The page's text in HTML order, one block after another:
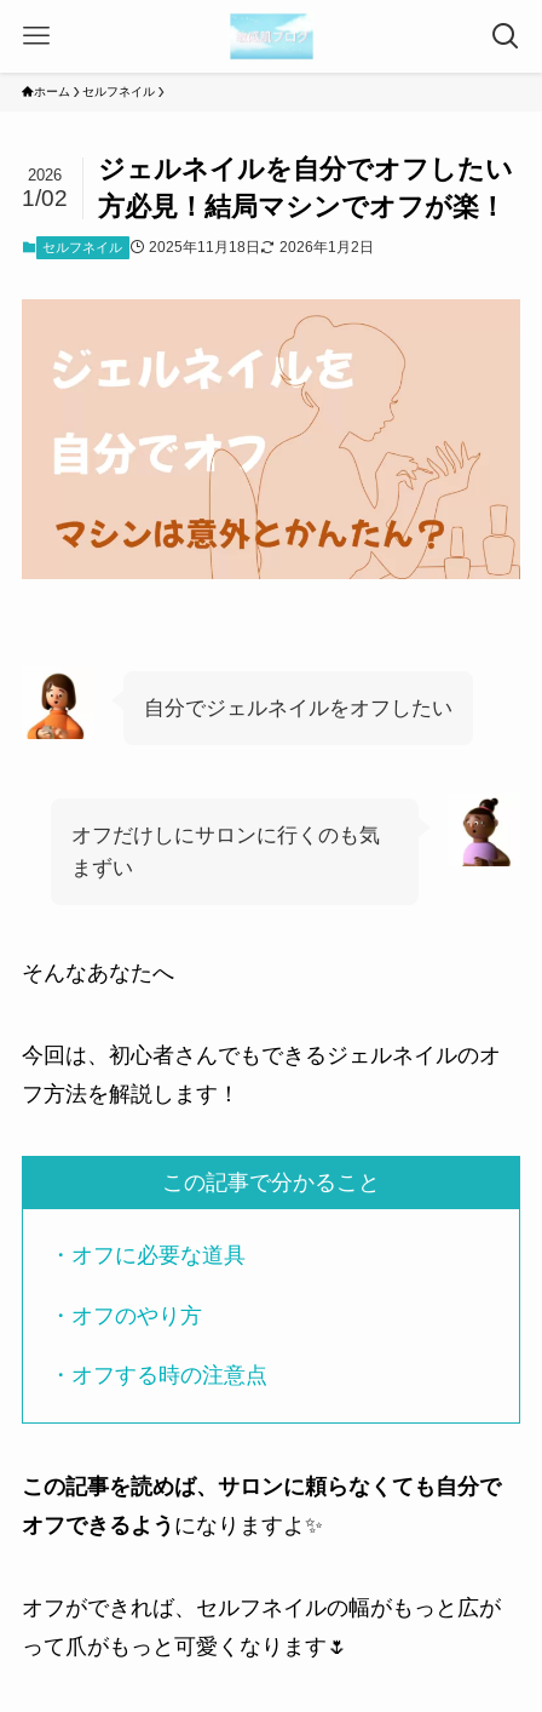
ホーム セルフネイル
ジェルネイルを自分でオフしたい
方必見！結局マシンでオフが楽！
2026
1/02
セルフネイル 2025年11月18日 2026年1月2日
自分でジェルネイルをオフしたい
オフだけしにサロンに行くのも気
まずい
そんなあなたへ
今回は、初心者さんでもできるジェルネイルのオ
フ方法を解説します！
この記事で分かること
・オフに必要な道具
・オフのやり方
・オフする時の注意点
この記事を読めば、サロンに頼らなくても自分で
オフできるよう になりますよ✨
オフができれば、セルフネイルの幅がもっと広が
って爪がもっと可愛くなります🌷